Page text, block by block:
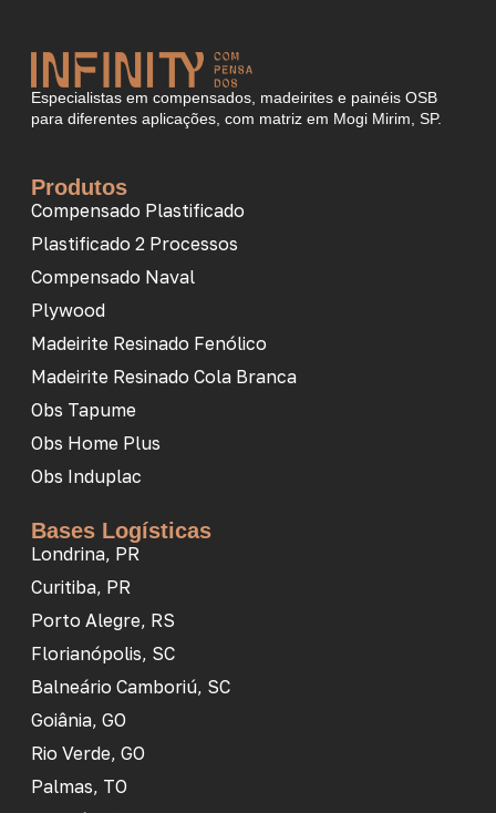
Especialistas em compensados, madeirites e painéis OSB
para diferentes aplicações, com matriz em Mogi Mirim, SP.
Produtos
Compensado Plastificado
Plastificado 2 Processos
Compensado Naval
Plywood
Madeirite Resinado Fenólico
Madeirite Resinado Cola Branca
Obs Tapume
Obs Home Plus
Obs Induplac
Bases Logísticas
Londrina, PR
Curitiba, PR
Porto Alegre, RS
Florianópolis, SC
Balneário Camboriú, SC
Goiânia, GO
Rio Verde, GO
Palmas, TO